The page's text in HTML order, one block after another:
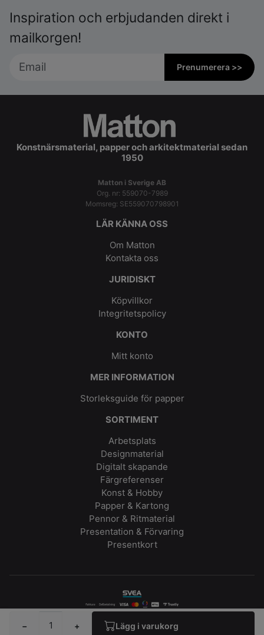
− + Lägg i varukorg
Inspiration och erbjudanden direkt i
mailkorgen!
Prenumerera >>
Konstnärsmaterial, papper och arkitektmaterial sedan
1950
Matton i Sverige AB
Org. nr: 559070-7989
Momsreg: SE559070798901
LÄR KÄNNA OSS
Om Matton
Kontakta oss
JURIDISKT
Köpvillkor
Integritetspolicy
KONTO
Mitt konto
MER INFORMATION
Storleksguide för papper
SORTIMENT
Arbetsplats
Designmaterial
Digitalt skapande
Färgreferenser
Konst & Hobby
Papper & Kartong
Pennor & Ritmaterial
Presentation & Förvaring
Presentkort
© 2026 matton.se